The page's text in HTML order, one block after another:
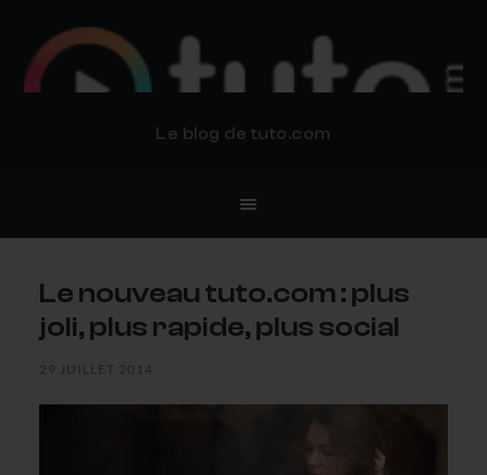
Le blog de tuto.com
Le nouveau tuto.com : plus
joli, plus rapide, plus social
29 JUILLET 2014